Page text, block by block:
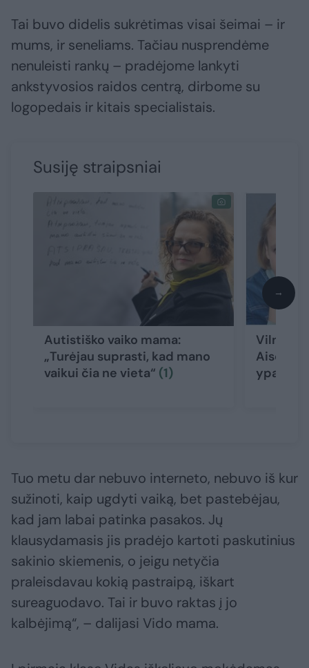
Tai buvo didelis sukrėtimas visai šeimai – ir
mums, ir seneliams. Tačiau nusprendėme
nenuleisti rankų – pradėjome lankyti
ankstyvosios raidos centrą, dirbome su
logopedais ir kitais specialistais.
Susiję straipsniai
Autistiško vaiko mama:
„Turėjau suprasti, kad mano
vaikui čia ne vieta“ (1)
Vilnietė
Aisčio
ypatingi
→
Tuo metu dar nebuvo interneto, nebuvo iš kur
sužinoti, kaip ugdyti vaiką, bet pastebėjau,
kad jam labai patinka pasakos. Jų
klausydamasis jis pradėjo kartoti paskutinius
sakinio skiemenis, o jeigu netyčia
praleisdavau kokią pastraipą, iškart
sureaguodavo. Tai ir buvo raktas į jo
kalbėjimą“, – dalijasi Vido mama.